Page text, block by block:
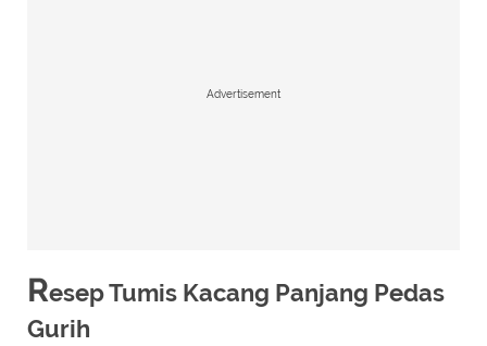
Advertisement
Resep Tumis Kacang Panjang Pedas
Gurih